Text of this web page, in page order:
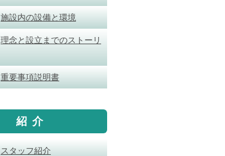
施設内の設備と環境
理念と設立までのストーリ
重要事項説明書
紹介
スタッフ紹介